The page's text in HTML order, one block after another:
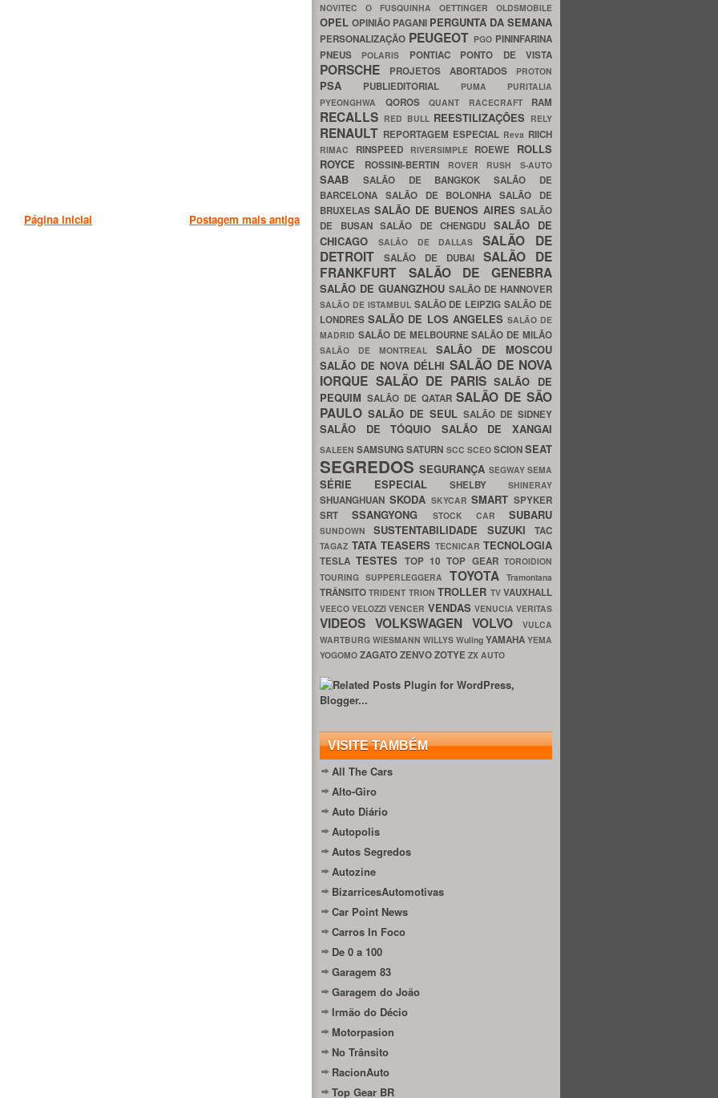
Postagem mais antiga
Página inicial
NOVITEC O FUSQUINHA OETTINGER OLDSMOBILE
OPEL OPINIÃO PAGANI PERGUNTA DA SEMANA
PERSONALIZAÇÃO PEUGEOT PGO PININFARINA
PNEUS
POLARIS PONTIAC PONTO DE VISTA
PORSCHE PROJETOS ABORTADOS PROTON
PSA PUBLIEDITORIAL PUMA PURITALIA
PYEONGHWA QOROS QUANT RACECRAFT RAM
RECALLS RED BULL REESTILIZAÇÕES RELY
RENAULT REPORTAGEM ESPECIAL Reva RIICH
RIMAC RINSPEED RIVERSIMPLE ROEWE ROLLS
ROYCE
ROSSINI-BERTIN ROVER RUSH S-AUTO
SAAB SALÃO DE BANGKOKSALÃO DE
BARCELONA SALÃO DE BOLONHASALÃO DE
BRUXELAS SALÃO DE BUENOS AIRES SALÃO
DE BUSAN SALÃO DE CHENGDU SALÃO DE
CHICAGO
SALÃO DE DALLASSALÃO DE
DETROIT
SALÃO DE DUBAI SALÃO DE
FRANKFURT SALÃO DE GENEBRA
SALÃO DE GUANGZHOU SALÃO DE HANNOVER
SALÃO DE ISTAMBUL SALÃO DE LEIPZIGSALÃO DE
LONDRESSALÃO DE LOS ANGELES SALÃO DE
MADRID SALÃO DE MELBOURNESALÃO DE MILÃO
SALÃO DE MONTREAL SALÃO DE MOSCOU
SALÃO DE NOVA DÉLHI SALÃO DE NOVA
IORQUE SALÃO DE PARISSALÃO DE
PEQUIM SALÃO DE QATARSALÃO DE SÃO
PAULO SALÃO DE SEUL SALÃO DE SIDNEY
SALÃO DE TÓQUIO SALÃO DE XANGAI
SALEENSAMSUNGSATURN SCC SCEO SCIONSEAT
SEGREDOSSEGURANÇA SEGWAYSEMA
SÉRIE ESPECIAL SHELBY SHINERAY
SHUANGHUAN SKODA SKYCARSMART SPYKER
SRTSSANGYONG STOCK CAR SUBARU
SUNDOWNSUSTENTABILIDADE SUZUKITAC
TAGAZ TATA TEASERS TECNICAR TECNOLOGIA
TESLATESTES TOP 10TOP GEARTOROIDION
TOURING SUPPERLEGGERA TOYOTATramontana
TRÂNSITOTRIDENT TRIONTROLLER TVVAUXHALL
VEECOVELOZZIVENCER VENDAS VENUCIAVERITAS
VIDEOS VOLKSWAGEN VOLVO
VULCA
WARTBURG WIESMANN WILLYS Wuling YAMAHA YEMA
YOGOMO ZAGATOZENVOZOTYE ZX AUTO
VISITE TAMBÉM
All The Cars
Alto-Giro
Auto Diário
Autopolis
Autos Segredos
Autozine
BizarricesAutomotivas
Car Point News
Carros In Foco
De 0 a 100
Garagem 83
Garagem do João
Irmão do Décio
Motorpasion
No Trânsito
RacionAuto
Top Gear BR